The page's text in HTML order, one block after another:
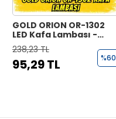
GOLD ORION OR-1302
LED Kafa Lambası -
3xAAA Pilli, Güçlü ve
Ergonomik Tasarım
238,23 TL
95,29 TL %60